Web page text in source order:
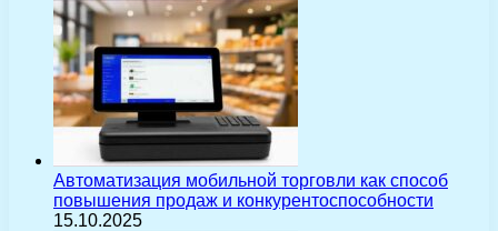
Автоматизация мобильной торговли как способ
повышения продаж и конкурентоспособности
15.10.2025